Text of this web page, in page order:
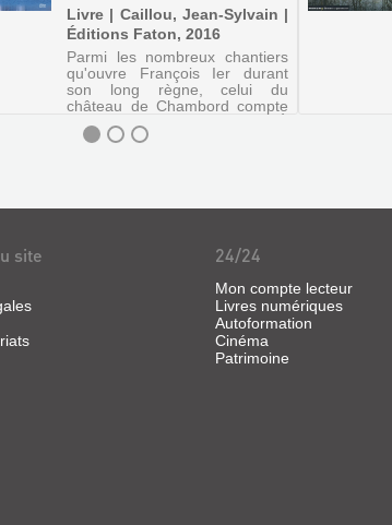
Livre | Caillou, Jean-Sylvain |
Éditions Faton, 2016
Parmi les nombreux chantiers
qu'ouvre François Ier durant
son long règne, celui du
château de Chambord compte
parmi les plus ambitieux. À
l'aube de la Renaissance, ses
site 24/24
Mon compte lecteur
Livres numériques
Autoformation
Cinéma
Patrimoine